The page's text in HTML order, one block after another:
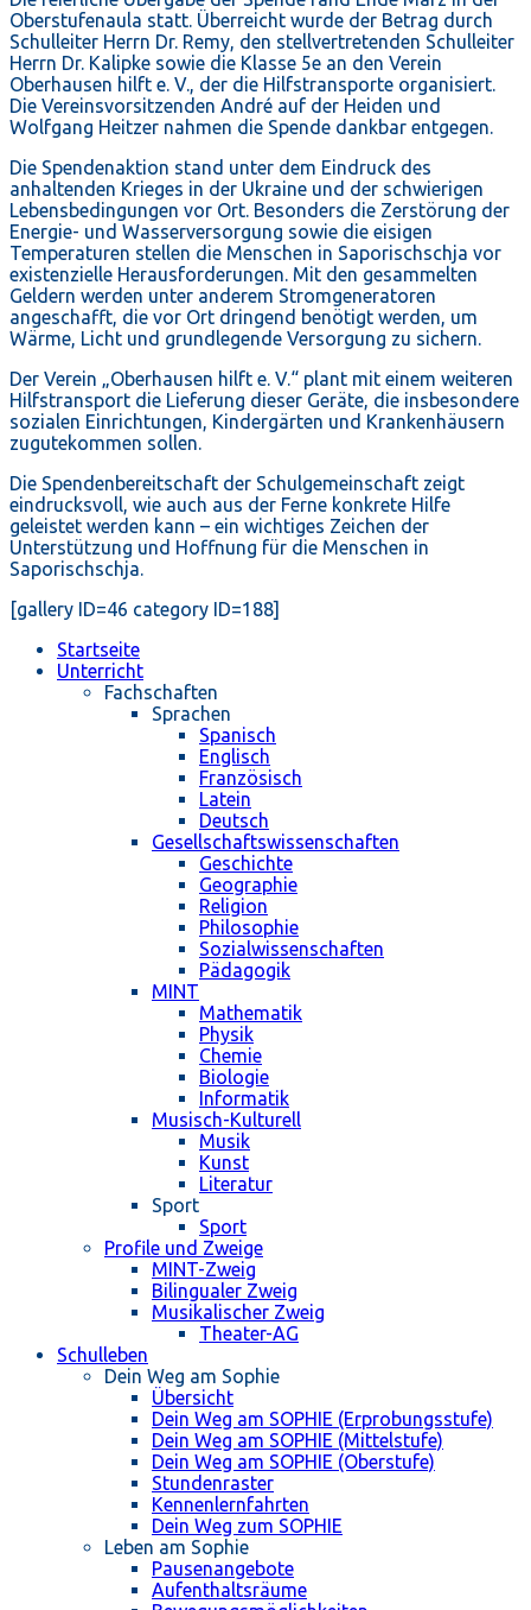
Oberstufenaula statt. Überreicht wurde der Betrag durch
Schulleiter Herrn Dr. Remy, den stellvertretenden Schulleiter
Herrn Dr. Kalipke sowie die Klasse 5e an den Verein
Oberhausen hilft e. V., der die Hilfstransporte organisiert.
Die Vereinsvorsitzenden André auf der Heiden und
Wolfgang Heitzer nahmen die Spende dankbar entgegen.
Die Spendenaktion stand unter dem Eindruck des
anhaltenden Krieges in der Ukraine und der schwierigen
Lebensbedingungen vor Ort. Besonders die Zerstörung der
Energie- und Wasserversorgung sowie die eisigen
Temperaturen stellen die Menschen in Saporischschja vor
existenzielle Herausforderungen. Mit den gesammelten
Geldern werden unter anderem Stromgeneratoren
angeschafft, die vor Ort dringend benötigt werden, um
Wärme, Licht und grundlegende Versorgung zu sichern.
Der Verein „Oberhausen hilft e. V.“ plant mit einem weiteren
Hilfstransport die Lieferung dieser Geräte, die insbesondere
sozialen Einrichtungen, Kindergärten und Krankenhäusern
zugutekommen sollen.
Die Spendenbereitschaft der Schulgemeinschaft zeigt
eindrucksvoll, wie auch aus der Ferne konkrete Hilfe
geleistet werden kann – ein wichtiges Zeichen der
Unterstützung und Hoffnung für die Menschen in
Saporischschja.
[gallery ID=46 category ID=188]
Startseite
Unterricht
Fachschaften
Sprachen
Spanisch
Englisch
Französisch
Latein
Deutsch
Gesellschaftswissenschaften
Geschichte
Geographie
Religion
Philosophie
Sozialwissenschaften
Pädagogik
MINT
Mathematik
Physik
Chemie
Biologie
Informatik
Musisch-Kulturell
Musik
Kunst
Literatur
Sport
Sport
Profile und Zweige
MINT-Zweig
Bilingualer Zweig
Musikalischer Zweig
Theater-AG
Schulleben
Dein Weg am Sophie
Übersicht
Dein Weg am SOPHIE (Erprobungsstufe)
Dein Weg am SOPHIE (Mittelstufe)
Dein Weg am SOPHIE (Oberstufe)
Stundenraster
Kennenlernfahrten
Dein Weg zum SOPHIE
Leben am Sophie
Pausenangebote
Aufenthaltsräume